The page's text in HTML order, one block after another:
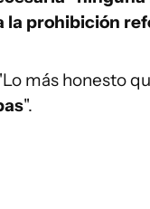
la prohibición
más honesto
".